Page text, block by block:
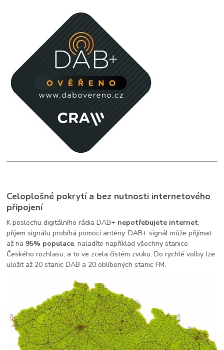
Celoplošné pokrytí a bez nutnosti internetového
připojení
K poslechu digitálního rádia DAB+ nepotřebujete internet,
příjem signálu probíhá pomocí antény. DAB+ signál může přijímat
až na 95% populace, naladíte například všechny stanice
Českého rozhlasu, a to ve zcela čistém zvuku. Do rychlé volby lze
uložit až 20 stanic DAB a 20 oblíbených stanic FM.